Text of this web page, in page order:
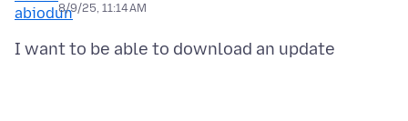
8/9/25, 11:14 AM